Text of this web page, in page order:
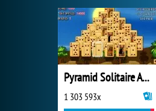
Pyramid Solitaire Ancient Egypt
1 303 593x